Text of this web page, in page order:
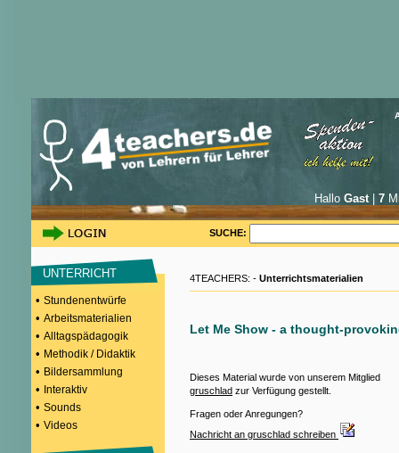
Hallo Gast| 7
SUCHE:
UNTERRICHT
• Stundenentwürfe
• Arbeitsmaterialien
• Alltagspädagogik
• Methodik / Didaktik
• Bildersammlung
• Interaktiv
• Sounds
• Videos
4TEACHERS: - Unterrichtsmaterialien
Let Me Show - a thought-
Dieses Material wurde von unserem Mitglied
gruschlad zur Verfügung gestellt.
Fragen oder Anregungen?
Nachricht an gruschlad schreiben